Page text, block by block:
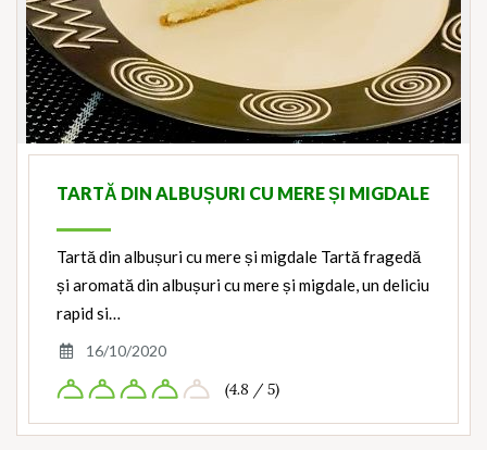
TARTĂ DIN ALBUȘURI CU MERE ȘI MIGDALE
Tartă din albușuri cu mere și migdale Tartă fragedă
și aromată din albușuri cu mere și migdale, un deliciu
rapid si…
16/10/2020
(4.8 / 5)